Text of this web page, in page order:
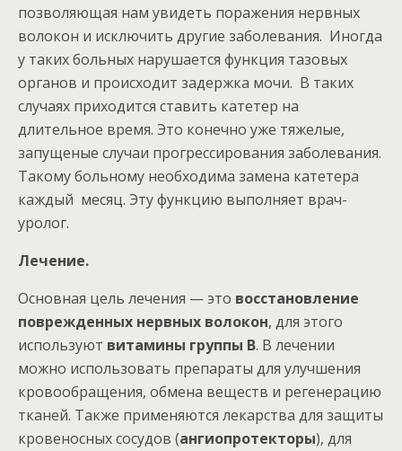
позволяющая нам увидеть поражения нервных
волокон и исключить другие заболевания. Иногда
у таких больных нарушается функция тазовых
органов и происходит задержка мочи. В таких
случаях приходится ставить катетер на
длительное время. Это конечно уже тяжелые,
запущеные случаи прогрессирования заболевания.
Такому больному необходима замена катетера
каждый месяц. Эту функцию выполняет врач-
уролог.
Лечение.
Основная цель лечения — это восстановление
поврежденных нервных волокон, для этого
используют витамины группы B. В лечении
можно использовать препараты для улучшения
кровообращения, обмена веществ и регенерацию
тканей. Также применяются лекарства для защиты
кровеносных сосудов (ангиопротекторы), для